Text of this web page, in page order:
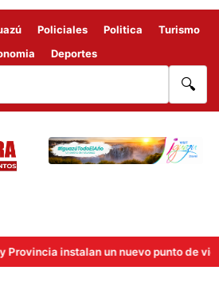
Policiales Politica
Turismo
Deportes
🔍
instalan un nuevo punto de